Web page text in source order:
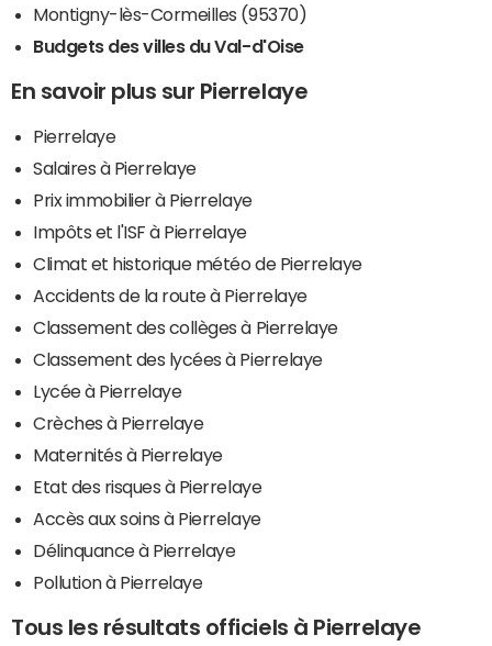
Montigny-lès-Cormeilles (95370)
Budgets des villes du Val-d'Oise
En savoir plus sur Pierrelaye
Pierrelaye
Salaires à Pierrelaye
Prix immobilier à Pierrelaye
Impôts et l'ISF à Pierrelaye
Climat et historique météo de Pierrelaye
Accidents de la route à Pierrelaye
Classement des collèges à Pierrelaye
Classement des lycées à Pierrelaye
Lycée à Pierrelaye
Crèches à Pierrelaye
Maternités à Pierrelaye
Etat des risques à Pierrelaye
Accès aux soins à Pierrelaye
Délinquance à Pierrelaye
Pollution à Pierrelaye
Tous les résultats officiels à Pierrelaye